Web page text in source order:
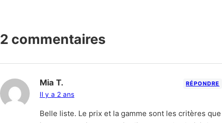
2 commentaires
Mia T.
Il y a 2 ans
RÉPONDRE
Belle liste. Le prix et la gamme sont les critères que